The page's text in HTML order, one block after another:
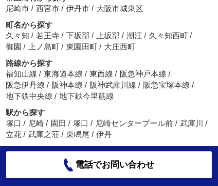
尼崎市 / 西宮市 / 伊丹市 / 大阪市城東区
町名から探す
久々知 / 若王寺 / 下坂部 / 上坂部 / 潮江 / 久々知西町 /
御園 / 上ノ島町 / 東園田町 / 大庄西町
路線から探す
福知山線 / 東海道本線 / 東西線 / 阪急神戸本線 /
阪急伊丹線 / 阪神本線 / 阪神武庫川線 / 阪急宝塚本線 /
地下鉄中央線 / 地下鉄今里筋線
駅から探す
塚口 / 尼崎 / 園田 / 塚口 / 尼崎センタープール前 / 武庫川
/
立花 / 武庫之荘 / 東鳴尾 / 伊丹
電話でお問い合わせ